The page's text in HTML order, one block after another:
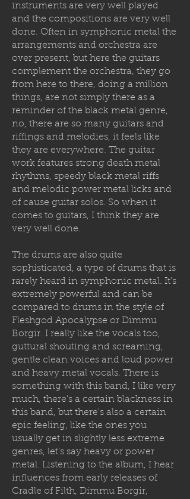
instruments are very well played
and the compositions are very well
done. Often in symphonic metal the
arrangements and orchestra are
over present, but here the guitars
complement the orchestra, they go
from here to there, doing a million
things, are not simply there as a
reminder of the black metal genre,
no, there are so many guitars and
riffings and melodies, it feels like
they are everywhere. The guitar
work features strong death metal
rhythms, speedy black metal riffs
and melodic power metal licks and
of cause guitar solos. So when it
comes to guitars, I think they are
very well done.
The drums are also quite
sophisticated, a type of drums that is
rarely heard in symphonic metal. It's
extremely powerful and can be
compared to drums in the style of
Fleshgod Apocalypse or Dimmu
Borgir. I really like the vocals too,
guttural shouting and screaming,
gentle clean voices and loud power
and heavy metal vocals. There is
something with this band, I like very
much, there's a certain blackness in
this band, but there's also a certain
epic feeling, like the ones you
usually get in slightly less extreme
genres, let's say heavy or power
metal. Listening to the album, I hear
influences from early releases of
Cradle of Filth, Dimmu Borgir,